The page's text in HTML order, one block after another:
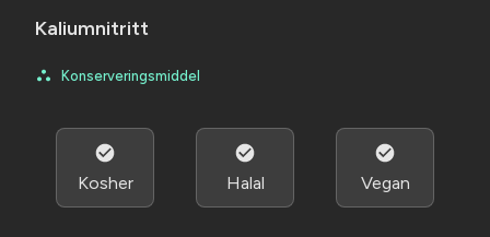
Kaliumnitritt
Konserveringsmiddel
Kosher Halal Vegan